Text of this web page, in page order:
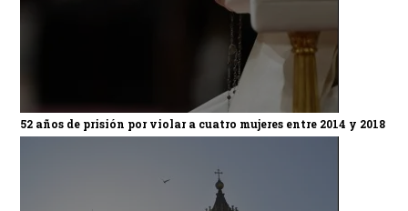
52 años de prisión por violar a cuatro mujeres entre 2014 y 2018